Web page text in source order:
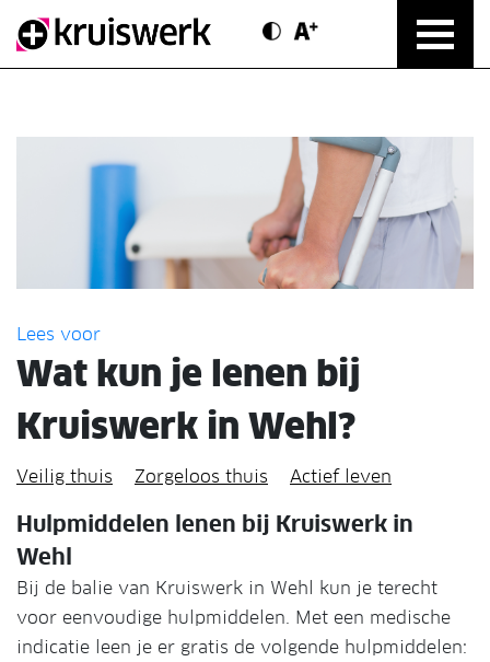
Direct door naar content
Contrast modus
Text vergroten
Lees voor
Wat kun je lenen bij
Kruiswerk in Wehl?
Veilig thuis Zorgeloos thuis Actief leven
Hulpmiddelen lenen bij Kruiswerk in
Wehl
Bij de balie van Kruiswerk in Wehl kun je terecht
voor eenvoudige hulpmiddelen. Met een medische
indicatie leen je er gratis de volgende hulpmiddelen: